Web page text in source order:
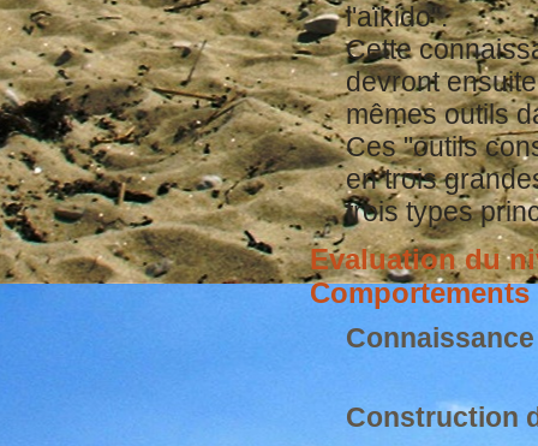
l'aïkido".
Cette
devront
mêmes outils
Ces "outils
en trois
trois types
Evaluation du
Construction